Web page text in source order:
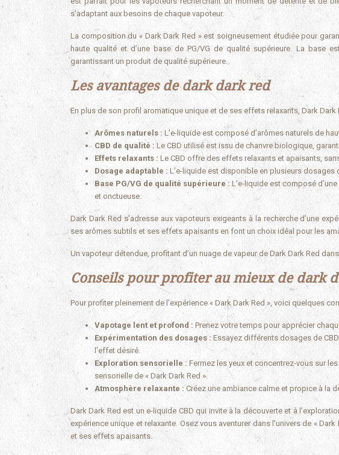
s’adaptant aux besoins de chaque vapoteur.
La composition du « Dark Dark Red » est soigneusement étudiée pour
haute qualité et d’une base de PG/VG de qualité supérieure. La base
garantissant un produit de qualité supérieure.
Les avantages de dark dark red
En plus de son profil aromatique unique et de ses effets relaxants, Dark
Arômes naturels : L’e-liquide est composé d’arômes naturels de
CBD de qualité : Le CBD utilisé est issu de chanvre biologique,
Effets relaxants : Le CBD offre des effets relaxants et apaisants,
Dosage adaptable : L’e-liquide est disponible en plusieurs dosages
Base PG/VG de qualité supérieure : L’e-liquide est composé
et onctueuse.
Dark Dark Red s’adresse aux vapoteurs exigeants à la recherche d’une
ses arômes subtils et ses effets apaisants en font un choix idéal pour les
Un vapoteur détendue, profitant d’un nuage de vapeur de Dark Dark Red
Conseils pour profiter au mieux de dark
Pour profiter pleinement de l’expérience « Dark Dark Red », voici quelques
Vapotage lent et profond : Prenez votre temps pour apprécier
Expérimentation des dosages : Essayez différents dosages de
l’effet désiré.
Exploration sensorielle : Fermez les yeux et concentrez-vous sur
sensorielle de « Dark Dark Red ».
Atmosphère relaxante : Créez une ambiance calme et propice à la
Dark Dark Red est un e-liquide CBD qui invite à la découverte et à
expérience unique et relaxante. Osez vous aventurer dans l’univers de «
et ses effets apaisants.